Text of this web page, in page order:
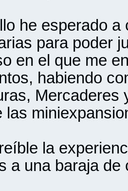
he esperado
para poder
en el que me
habiendo
Mercaderes
las
la
a una baraja de